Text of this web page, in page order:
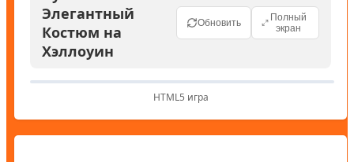
Элегантный
Костюм на
Хэллоуин
Обновить
Полный
экран
HTML5 игра